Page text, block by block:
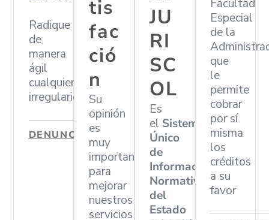
Radique
de
manera
ágil
cualquier
irregularidad
DENUNCIAR
tis
fac
ció
n
Su
opinión
es
muy
importante
para
mejorar
nuestros
servicios
JU
RI
SC
OL
Es
el Sistema
Único
de
Información
Normativa
del
Estado
Facultad
Especial
de la
que
le
permite
cobrar
por sí
misma
los
créditos
a su
favor